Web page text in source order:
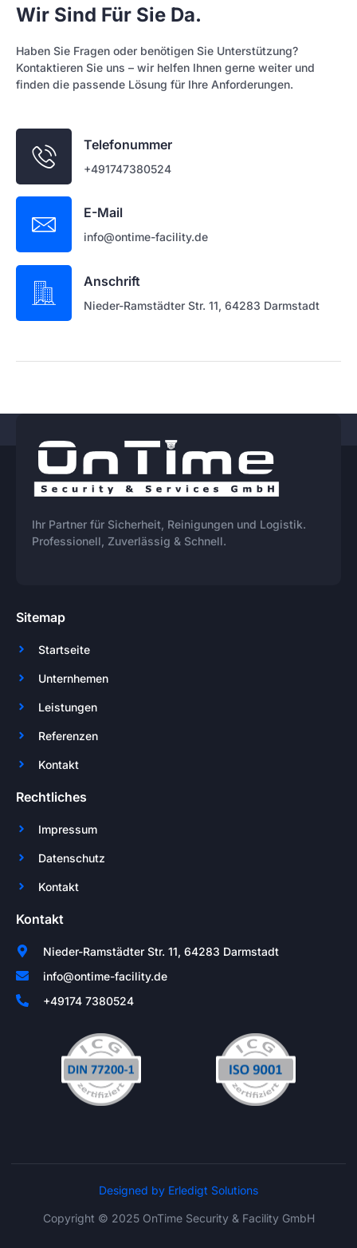
Wir Sind Für Sie Da.
Haben Sie Fragen oder benötigen Sie Unterstützung?
Kontaktieren Sie uns – wir helfen Ihnen gerne weiter und
finden die passende Lösung für Ihre Anforderungen.
Telefonummer
+491747380524
E-Mail
info@ontime-facility.de
Anschrift
Nieder-Ramstädter Str. 11, 64283 Darmstadt
Ihr Partner für Sicherheit, Reinigungen und Logistik.
Professionell, Zuverlässig & Schnell.
Sitemap
Startseite
Unternhemen
Leistungen
Referenzen
Kontakt
Rechtliches
Impressum
Datenschutz
Kontakt
Kontakt
Nieder-Ramstädter Str. 11, 64283 Darmstadt
info@ontime-facility.de
+49174 7380524
Designed by Erledigt Solutions
Copyright © 2025 OnTime Security & Facility GmbH